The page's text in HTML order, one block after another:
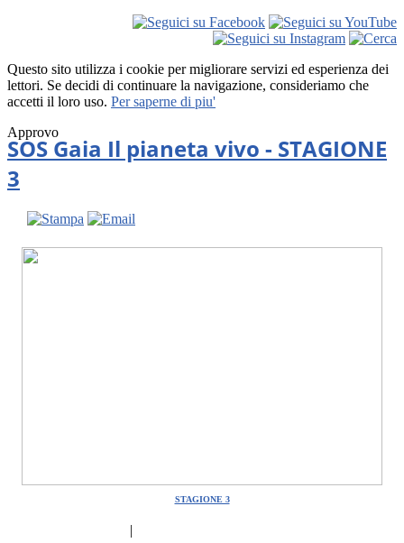
Questo sito utilizza i cookie per migliorare servizi ed esperienza dei
lettori. Se decidi di continuare la navigazione, consideriamo che
accetti il loro uso. Per saperne di piu'
Approvo
SOS Gaia Il pianeta vivo - STAGIONE
3
STAGIONE 3
|